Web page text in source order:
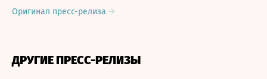
Оригинал пресс-релиза
ДРУГИЕ ПРЕСС-РЕЛИЗЫ